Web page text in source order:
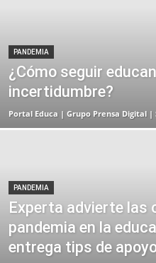
PANDEMIA
¿Cómo seguir
incertidumbre?
Portal Educa | Grupo Prensa Digital |
PANDEMIA
Experta advierte las
pandemia en la
entrega tips de